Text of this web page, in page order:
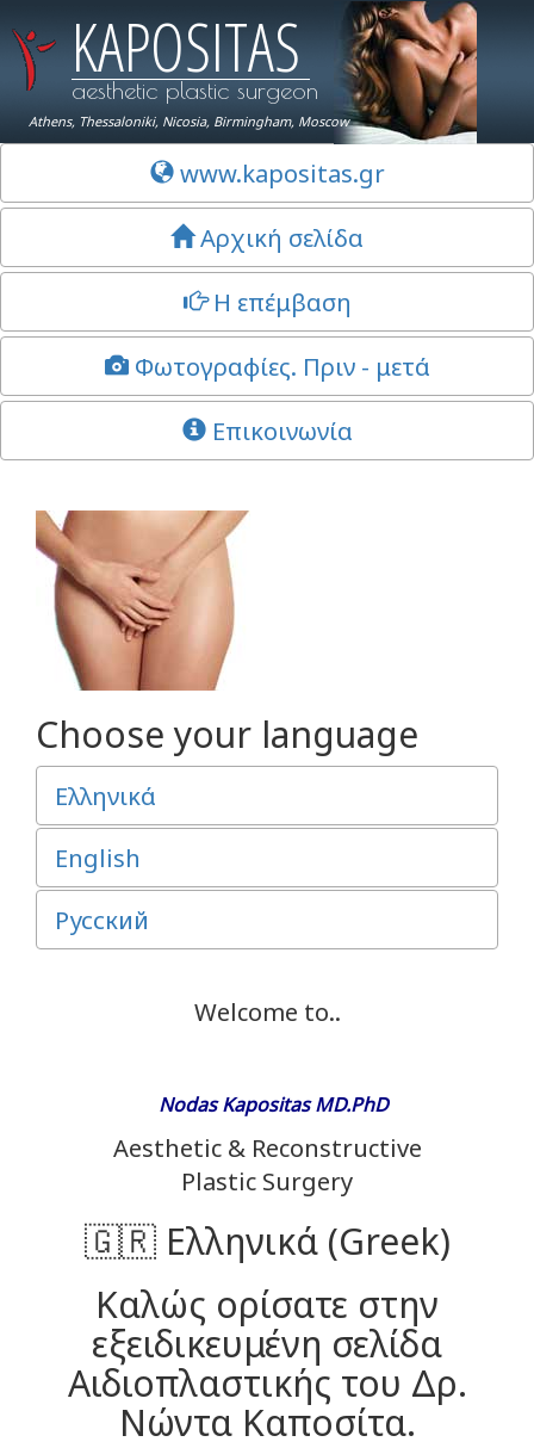
KAPOSITAS
aesthetic plastic surgeon
Athens, Thessaloniki, Nicosia, Birmingham, Moscow
www.kapositas.gr
Αρχική σελίδα
Η επέμβαση
Φωτογραφίες. Πριν - μετά
Επικοινωνία
Choose your language
Ελληνικά
English
Русский
Welcome to..
Nodas Kapositas MD.PhD
Aesthetic & Reconstructive
Plastic Surgery
🇬🇷 Ελληνικά (Greek)
Καλώς ορίσατε στην
εξειδικευμένη σελίδα
Αιδιοπλαστικής του Δρ.
Νώντα Καποσίτα.